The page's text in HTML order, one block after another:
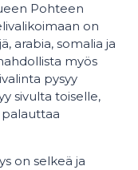
Pohteen
on
arabia, somalia ja
myös
pysyy
sivulta toiselle,
on selkeä ja